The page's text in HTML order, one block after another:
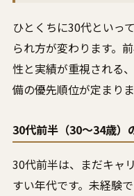
ひとくちに30代といっ
られ方が変わります。
性と実績が重視される
備の優先順位が定まりま
30代前半（30〜34歳）
30代前半は、まだキャ
すい年代です。未経験